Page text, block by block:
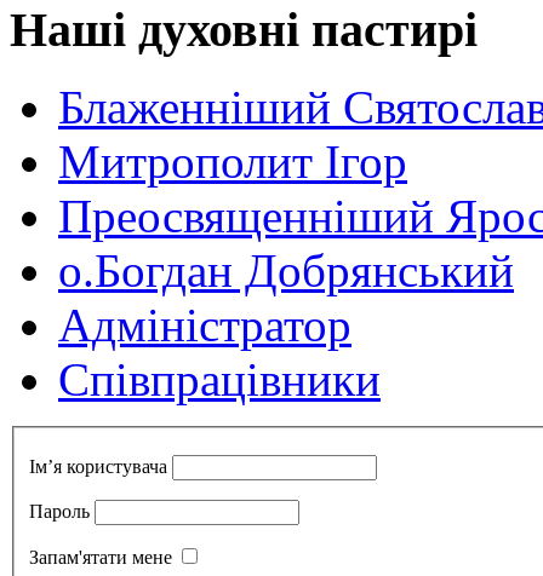
Наші духовні пастирі
Блаженніший
Митрополит Ігор
Преосвященніший
о.Богдан Добрянський
Адміністратор
Cпівпрацівники
Ім’я користувача
Пароль
Запам'ятати мене